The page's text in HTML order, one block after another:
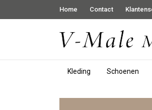
Home Contact
Kleding Schoenen
Mooie